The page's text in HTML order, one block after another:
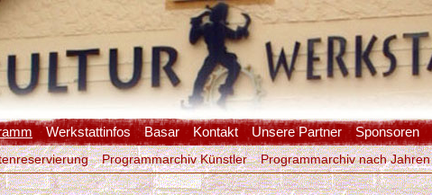
Werkstattinfos Basar Kontakt Unsere Partner Sponsoren
Programmarchiv Künstler Programmarchiv nach Jahren